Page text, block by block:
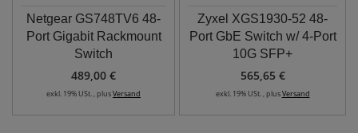
Netgear GS748TV6 48-
Port Gigabit Rackmount
Switch
489,00 €
exkl. 19% USt. , plusVersand
Zyxel XGS1930-52 48-
Port GbE Switch w/ 4-Port
10G SFP+
565,65 €
exkl. 19% USt. , plusVersand